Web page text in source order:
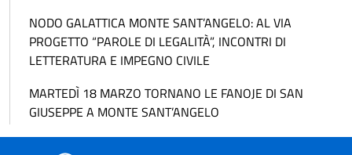
NODO GALATTICA MONTE SANT’ANGELO: AL VIA
PROGETTO “PAROLE DI LEGALITÀ”, INCONTRI DI
LETTERATURA E IMPEGNO CIVILE
MARTEDÌ 18 MARZO TORNANO LE FANOJE DI SAN
GIUSEPPE A MONTE SANT’ANGELO